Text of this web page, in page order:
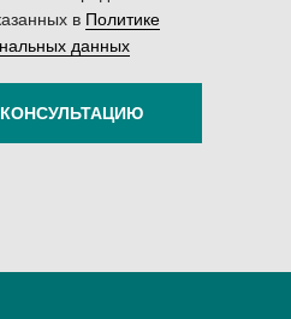
в Политике
данных